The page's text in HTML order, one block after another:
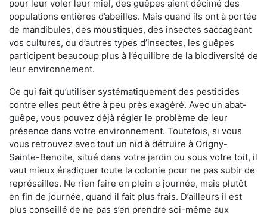
pour leur voler leur miel, des guêpes aient décimé des
populations entières d’abeilles. Mais quand ils ont à portée
de mandibules, des moustiques, des insectes saccageant
vos cultures, ou d’autres types d’insectes, les guêpes
participent beaucoup plus à l’équilibre de la biodiversité de
leur environnement.
Ce qui fait qu’utiliser systématiquement des pesticides
contre elles peut être à peu près exagéré. Avec un abat-
guêpe, vous pouvez déjà régler le problème de leur
présence dans votre environnement. Toutefois, si vous
vous retrouvez avec tout un nid à détruire à Origny-
Sainte-Benoite, situé dans votre jardin ou sous votre toit, il
vaut mieux éradiquer toute la colonie pour ne pas subir de
représailles. Ne rien faire en plein e journée, mais plutôt
en fin de journée, quand il fait plus frais. D’ailleurs il est
plus conseillé de ne pas s’en prendre soi-même aux